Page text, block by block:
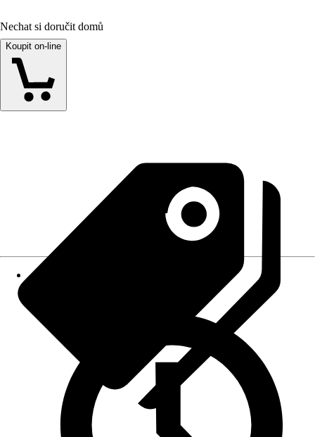
Nechat si doručit domů
Koupit on-line